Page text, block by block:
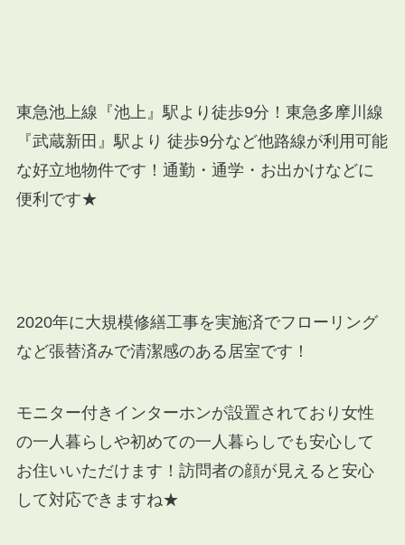
東急池上線『池上』駅より徒歩9分！東急多摩川線
『武蔵新田』駅より 徒歩9分など他路線が利用可能
な好立地物件です！通勤・通学・お出かけなどに
便利です★
2020年に大規模修繕工事を実施済でフローリング
など張替済みで清潔感のある居室です！
モニター付きインターホンが設置されており女性
の一人暮らしや初めての一人暮らしでも安心して
お住いいただけます！訪問者の顔が見えると安心
して対応できますね★